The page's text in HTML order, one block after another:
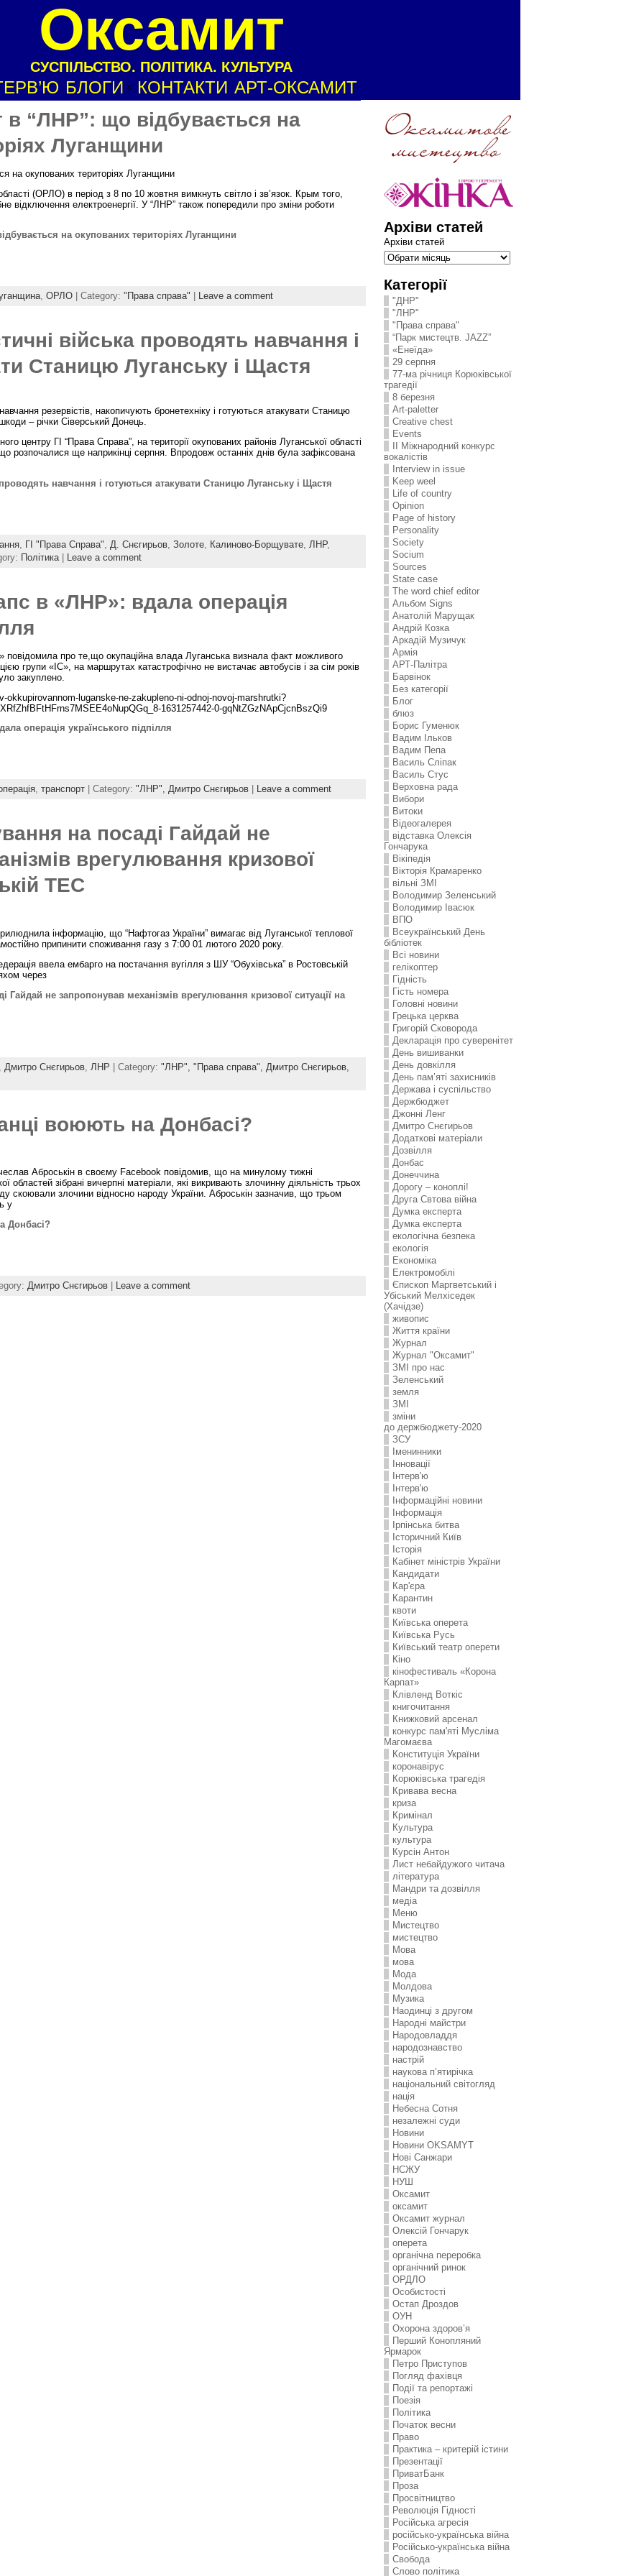
Оксамит
СУСПІЛЬСТВО. ПОЛІТИКА. КУЛЬТУРА
БЛОГИ КОНТАКТИ АРТ-ОКСАМИТ
в “ЛНР”: що відбувається на
Луганщини
на окупованих територіях Луганщини
(ОРЛО) в період з 8 по 10 жовтня вимкнуть світло і зв’язок. Крым того,
відключення електроенергії. У “ЛНР” також попередили про зміни роботи
на окупованих територіях Луганщини
, ОРЛО | Category: "Права справа" Leave a comment
війська проводять навчання і
Станицю Луганську і Щастя
резервістів, накопичують бронетехніку і готуються атакувати Станицю
– річки Сіверський Донець.
центру ГІ “Права Справа”, на території окупованих районів Луганської області
розпочалися ще наприкінці серпня. Впродовж останніх днів була зафіксована
навчання і готуються атакувати Станицю Луганську і Щастя
, ГІ "Права Справа", Д. Снєгирьов, Золоте, Калиново-Борщувате, ЛНР,
Політика| Leave a comment
в «ЛНР»: вдала операція
повідомила про те,що окупаційна влада Луганська визнала факт можливого
групи «ІС», на маршрутах катастрофічно не вистачає автобусів і за сім років
закуплено.
luganske-ne-zakupleno-ni-odnoj-novoj-marshrutki?
1631257442-0-gqNtZGzNApCjcnBszQi9
операція українського підпілля
, транспорт | Category: "ЛНР", Дмитро Снєгирьов Leave a comment
на посаді Гайдай не
врегулювання кризової
ТЕС
інформацію, що “Нафтогаз України” вимагає від Луганської теплової
припинити споживання газу з 7:00 01 лютого 2020 року.
ввела ембарго на постачання вугілля з ШУ “Обухівська” в Ростовській
через
Гайдай не запропонував механізмів врегулювання кризової ситуації на
Дмитро Снєгирьов ЛНР | Category: "ЛНР", "Права справа", Дмитро Снєгирьов,
воюють на Донбасі?
Аброськін в своєму Facebook повідомив, що на минулому тижні
областей зібрані вичерпні матеріали, які викривають злочинну діяльність трьох
скоювали злочини відносно народу України. Аброськін зазначив, що трьом
у
Донбасі?
Дмитро Снєгирьов Leave a comment
Архіви статей
Архіви статей
Категорії
"ДНР"
"ЛНР"
"Права справа"
“Парк мистецтв. JAZZ”
«Енеїда»
29 серпня
77-ма річниця Корюківської
трагедії
8 березня
Art-paletter
Creative chest
Events
II Міжнародний конкурс
вокалістів
Interview in issue
Keep weel
Life of country
Opinion
Page of history
Personality
Society
Socium
Sources
State case
The word chief editor
Альбом Signs
Анатолій Марущак
Андрій Козка
Аркадій Музичук
Армія
АРТ-Палітра
Барвінок
Без категорії
Блог
блюз
Борис Гуменюк
Вадим Ільков
Вадим Пепа
Василь Сліпак
Василь Стус
Верховна рада
Вибори
Витоки
Відеогалерея
відставка Олексія
Гончарука
Вікіпедія
Вікторія Крамаренко
вільні ЗМІ
Володимир Зеленський
Володимир Івасюк
ВПО
Всеукраїнський День
бібліотек
Всі новини
гелікоптер
Гідність
Гість номера
Головні новини
Грецька церква
Григорій Сковорода
Декларація про суверенітет
День вишиванки
День довкілля
День пам’яті захисників
Держава і суспільство
Держбюджет
Джонні Ленг
Дмитро Снєгирьов
Додаткові матеріали
Дозвілля
Донбас
Донеччина
Дорогу – коноплі!
Друга Свтова війна
Думка експерта
Думка експерта
екологічна безпека
екологія
Економіка
Електромобілі
Єпископ Маргветський і
Убіський Мелхіседек
(Хачідзе)
живопис
Життя країни
Журнал
Журнал "Оксамит"
ЗMI про нас
Зеленський
земля
ЗМІ
зміни
до держбюджету-2020
ЗСУ
Іменинники
Інновації
Інтерв'ю
Інтерв'ю
Інформаційні новини
Інформація
Ірпінська битва
Історичний Київ
Історія
Кабінет міністрів України
Кандидати
Кар'єра
Карантин
квоти
Київська оперета
Київська Русь
Київський театр оперети
Кіно
кінофестиваль «Корона
Карпат»
Клівленд Воткіс
книгочитання
Книжковий арсенал
конкурс пам'яті Мусліма
Магомаєва
Конституція України
коронавірус
Корюківська трагедія
Кривава весна
криза
Кримінал
Культура
культура
Курсін Антон
Лист небайдужого читача
література
Мандри та дозвілля
медіа
Меню
Мистецтво
мистецтво
Мова
мова
Мода
Молдова
Музика
Наодинці з другом
Народні майстри
Народовладдя
народознавство
настрій
наукова п’ятирічка
національний світогляд
нація
Небесна Сотня
незалежні суди
Новини
Новини OKSAMYT
Нові Санжари
НСЖУ
НУШ
Оксамит
оксамит
Оксамит журнал
Олексій Гончарук
оперета
органічна переробка
органічний ринок
ОРДЛО
Особистості
Остап Дроздов
ОУН
Охорона здоров’я
Перший Конопляний
Ярмарок
Петро Приступов
Погляд фахівця
Події та репортажі
Поезія
Політика
Початок весни
Право
Практика – критерій істини
Презентації
ПриватБанк
Проза
Просвітництво
Революція Гідності
Російська агресія
російсько-українська війна
Російсько-українська війна
Свобода
Слово політика